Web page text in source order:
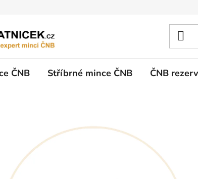
ČNB Stříbrné mince ČNB ČNB